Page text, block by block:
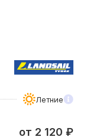
Летние
от 2 120 ₽